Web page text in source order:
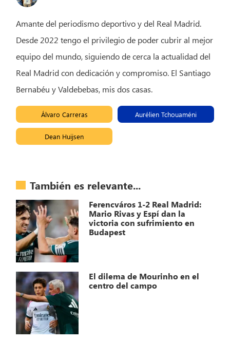
Amante del periodismo deportivo y del Real Madrid.
Desde 2022 tengo el privilegio de poder cubrir al mejor
equipo del mundo, siguiendo de cerca la actualidad del
Real Madrid con dedicación y compromiso. El Santiago
Bernabéu y Valdebebas, mis dos casas.
Álvaro Carreras Aurélien Tchouaméni
Dean Huijsen
También es relevante...
Ferencváros 1-2 Real Madrid:
Mario Rivas y Espí dan la
victoria con sufrimiento en
Budapest
El dilema de Mourinho en el
centro del campo